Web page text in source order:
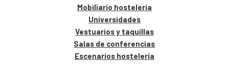
Mobiliario hostelería
Universidades
Vestuarios y taquillas
Salas de conferencias
Escenarios hostelería